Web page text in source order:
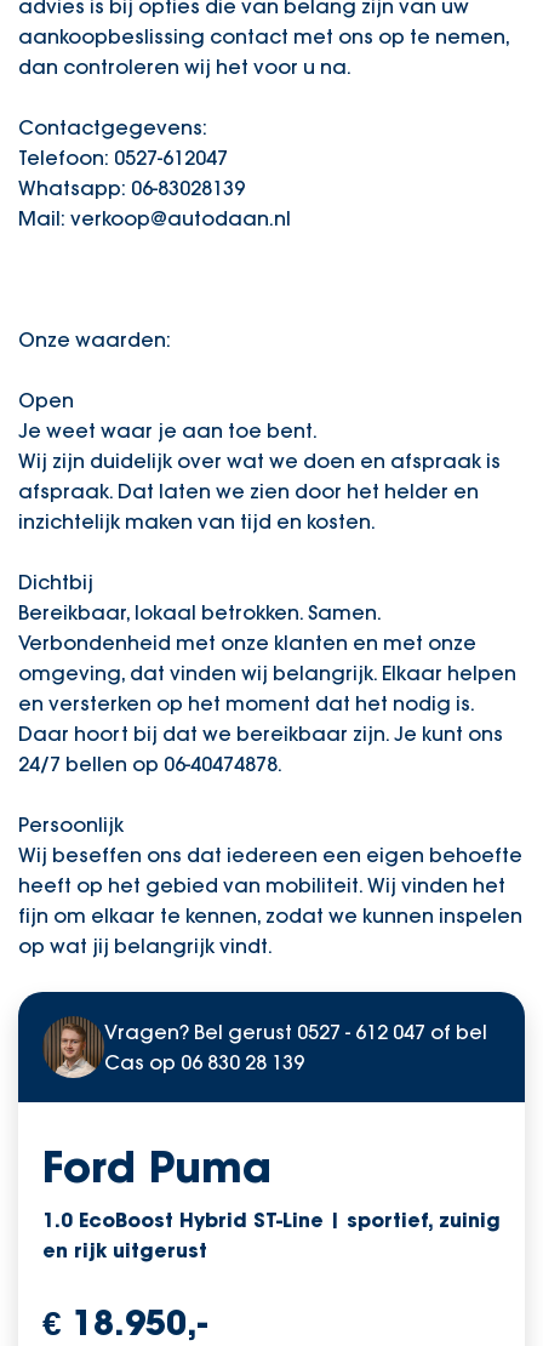
advies is bij opties die van belang zijn van uw
aankoopbeslissing contact met ons op te nemen,
dan controleren wij het voor u na.
Contactgegevens:
Telefoon: 0527-612047
Whatsapp: 06-83028139
Mail: verkoop@autodaan.nl
Onze waarden:
Open
Je weet waar je aan toe bent.
Wij zijn duidelijk over wat we doen en afspraak is
afspraak. Dat laten we zien door het helder en
inzichtelijk maken van tijd en kosten.
Dichtbij
Bereikbaar, lokaal betrokken. Samen.
Verbondenheid met onze klanten en met onze
omgeving, dat vinden wij belangrijk. Elkaar helpen
en versterken op het moment dat het nodig is.
Daar hoort bij dat we bereikbaar zijn. Je kunt ons
24/7 bellen op 06-40474878.
Persoonlijk
Wij beseffen ons dat iedereen een eigen behoefte
heeft op het gebied van mobiliteit. Wij vinden het
fijn om elkaar te kennen, zodat we kunnen inspelen
op wat jij belangrijk vindt.
Vragen? Bel gerust 0527 - 612 047 of bel
Cas op 06 830 28 139
Ford Puma
1.0 EcoBoost Hybrid ST-Line | sportief, zuinig
en rijk uitgerust
€ 18.950,-